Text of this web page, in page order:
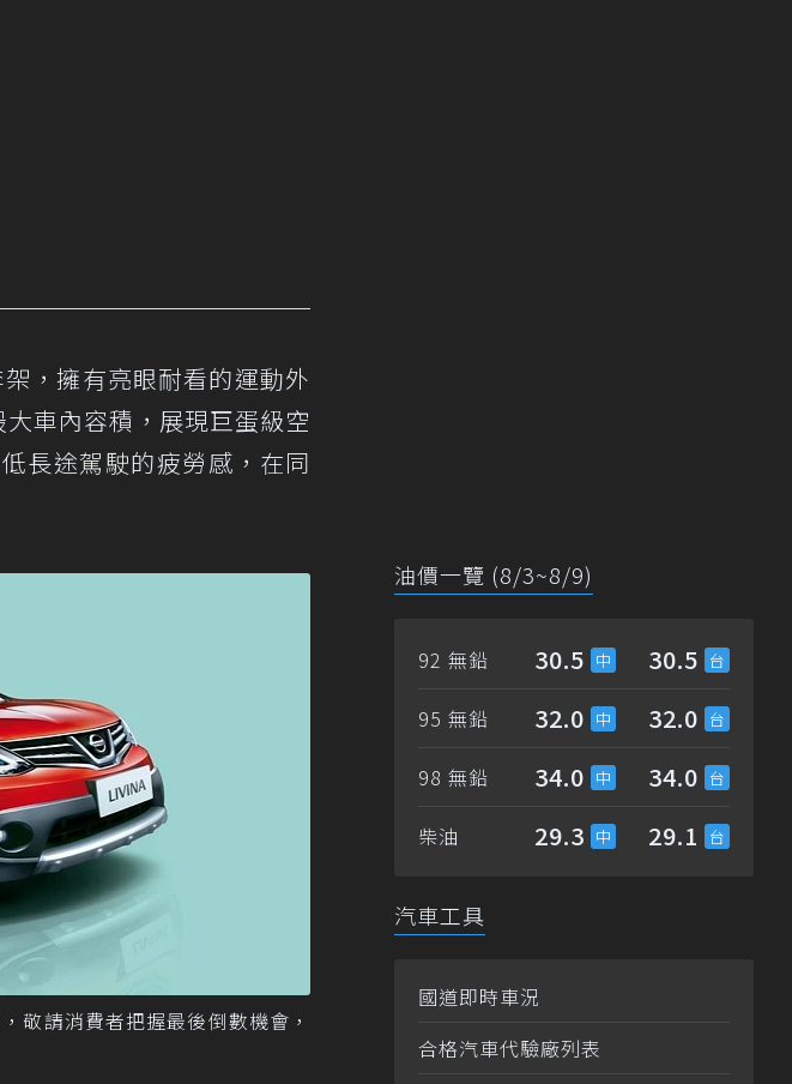
，擁有亮眼耐看的運動外
車內容積，展現巨蛋級空
長途駕駛的疲勞感，在同
敬請消費者把握最後倒數機會，
油價一覽 (8/3~8/9)
92 無鉛 30.5 30.5
95 無鉛 32.0 32.0
98 無鉛 34.0 34.0
柴油 29.3 29.1
汽車工具
國道即時車況
合格汽車代驗廠列表